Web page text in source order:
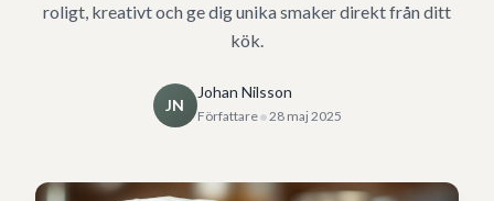
roligt, kreativt och ge dig unika smaker direkt från ditt
kök.
JN
Johan Nilsson
Författare•28 maj 2025